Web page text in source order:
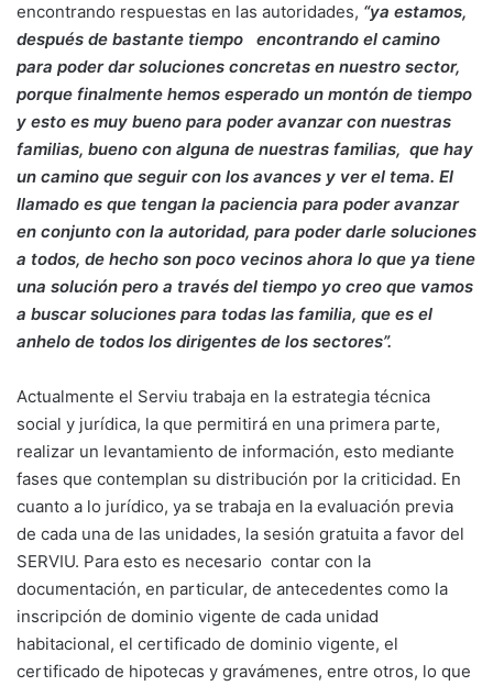
encontrando respuestas en las autoridades, “ya estamos,
después de bastante tiempo encontrando el camino
para poder dar soluciones concretas en nuestro sector,
porque finalmente hemos esperado un montón de tiempo
y esto es muy bueno para poder avanzar con nuestras
familias, bueno con alguna de nuestras familias, que hay
un camino que seguir con los avances y ver el tema. El
llamado es que tengan la paciencia para poder avanzar
en conjunto con la autoridad, para poder darle soluciones
a todos, de hecho son poco vecinos ahora lo que ya tiene
una solución pero a través del tiempo yo creo que vamos
a buscar soluciones para todas las familia, que es el
anhelo de todos los dirigentes de los sectores”.
Actualmente el Serviu trabaja en la estrategia técnica
social y jurídica, la que permitirá en una primera parte,
realizar un levantamiento de información, esto mediante
fases que contemplan su distribución por la criticidad. En
cuanto a lo jurídico, ya se trabaja en la evaluación previa
de cada una de las unidades, la sesión gratuita a favor del
SERVIU. Para esto es necesario contar con la
documentación, en particular, de antecedentes como la
inscripción de dominio vigente de cada unidad
habitacional, el certificado de dominio vigente, el
certificado de hipotecas y gravámenes, entre otros, lo que